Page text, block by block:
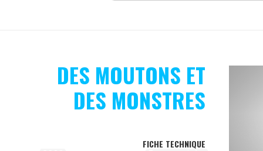
DES MOUTONS ET
DES MONSTRES
FICHE TECHNIQUE